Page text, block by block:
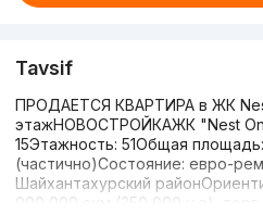
Tavsif
ПРОДАЕТСЯ КВАРТИРА в ЖК
этажНОВОСТРОЙКАЖК "Nest
15Этажность: 51Общая
(частично)Состояние: евро-
Шайхантахурский
000 000 сум (350 000 у.е), торг